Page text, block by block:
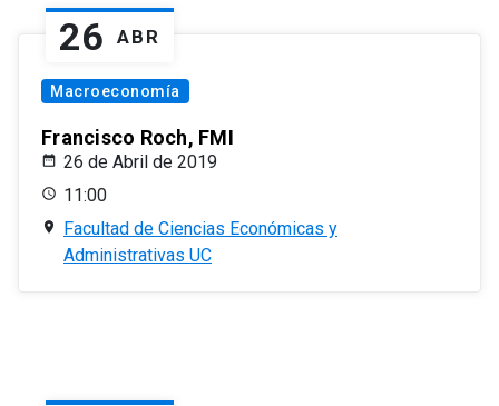
26 ABR
Macroeconomía
Francisco Roch, FMI
26 de Abril de 2019
11:00
Facultad de Ciencias Económicas y
Administrativas UC